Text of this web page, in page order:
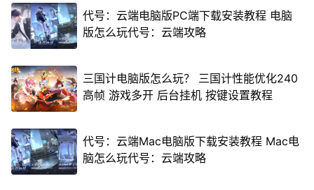
代号：云端电脑版PC端下载安装教程 电脑
版怎么玩代号：云端攻略
三国计电脑版怎么玩？ 三国计性能优化240
高帧 游戏多开 后台挂机 按键设置教程
代号：云端Mac电脑版下载安装教程 Mac电
脑怎么玩代号：云端攻略